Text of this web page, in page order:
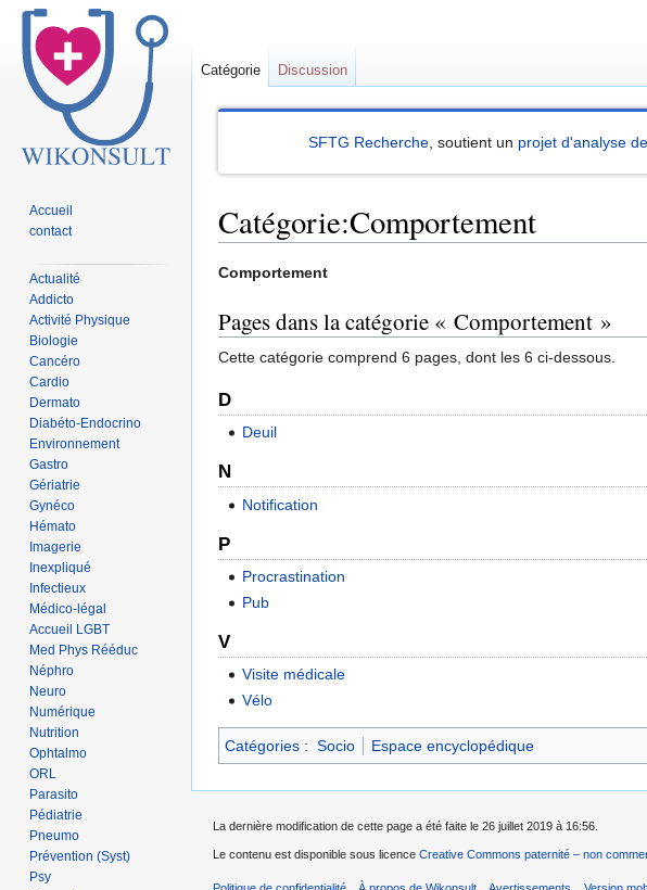
SFTG Recherche , soutient un projet d'analyse
Catégorie:Comportement
Sauter
la
navigation
Sauter
la
recherche
Comportement
Pages dans la catégorie « Comportement »
Cette catégorie comprend 6 pages, dont les 6 ci-dessous.
D
Deuil
N
Notification
P
Procrastination
Pub
V
Visite médicale
Vélo
Catégories : Socio Espace encyclopédique
Catégorie Discussion
Accueil
contact
Actualité
Addicto
Activité Physique
Biologie
Cancéro
Cardio
Dermato
Diabéto-Endocrino
Environnement
Gastro
Gériatrie
Gynéco
Hémato
Imagerie
Inexpliqué
Infectieux
Médico-légal
Accueil LGBT
Med Phys Rééduc
Néphro
Neuro
Numérique
Nutrition
Ophtalmo
ORL
Parasito
Pédiatrie
Pneumo
Prévention (Syst)
Psy
La dernière modification de cette page a été faite le 26 juillet 2019 à 16:56.
Le contenu est disponible sous licence Creative Commons paternité – non
Politique de confidentialité À propos de Wikonsult Avertissements Version